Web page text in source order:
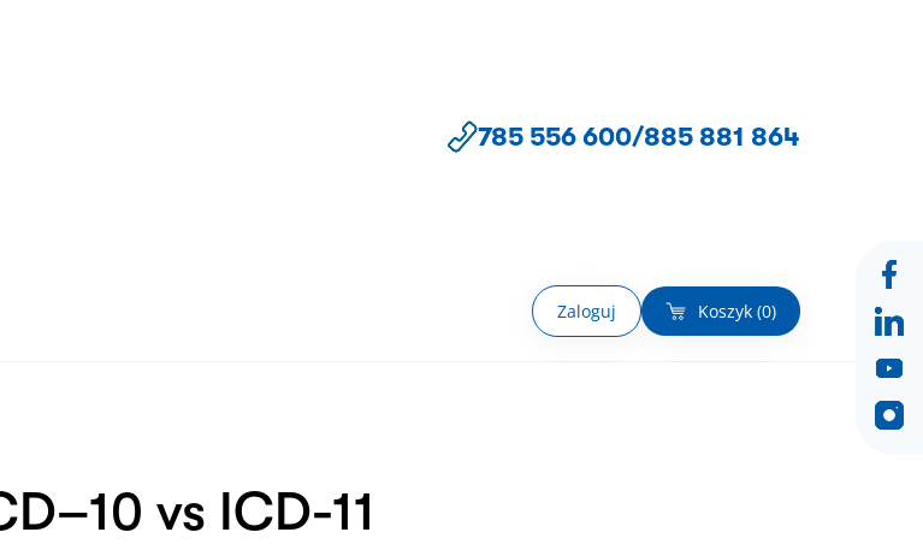
785 556 600/885 881 864
Zaloguj Koszyk (0)
vs ICD-11